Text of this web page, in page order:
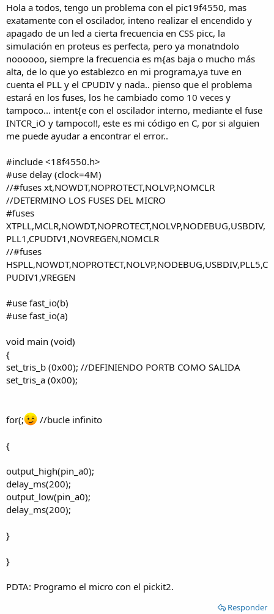
Hola a todos, tengo un problema con el pic19f4550, mas
exatamente con el oscilador, inteno realizar el encendido y
apagado de un led a cierta frecuencia en CSS picc, la
simulación en proteus es perfecta, pero ya monatndolo
noooooo, siempre la frecuencia es m{as baja o mucho más
alta, de lo que yo establezco en mi programa,ya tuve en
cuenta el PLL y el CPUDIV y nada.. pienso que el problema
estará en los fuses, los he cambiado como 10 veces y
tampoco... intent{e con el oscilador interno, mediante el fuse
INTCR_iO y tampoco!!, este es mi código en C, por si alguien
me puede ayudar a encontrar el error..
#include <18f4550.h>
#use delay (clock=4M)
//#fuses xt,NOWDT,NOPROTECT,NOLVP,NOMCLR
//DETERMINO LOS FUSES DEL MICRO
#fuses
XTPLL,MCLR,NOWDT,NOPROTECT,NOLVP,NODEBUG,USBDIV,
PLL1,CPUDIV1,NOVREGEN,NOMCLR
//#fuses
HSPLL,NOWDT,NOPROTECT,NOLVP,NODEBUG,USBDIV,PLL5,C
PUDIV1,VREGEN
#use fast_io(b)
#use fast_io(a)
void main (void)
{
set_tris_b (0x00); //DEFINIENDO PORTB COMO SALIDA
set_tris_a (0x00);
for(; //bucle infinito
{
output_high(pin_a0);
delay_ms(200);
output_low(pin_a0);
delay_ms(200);
}
}
PDTA: Programo el micro con el pickit2.
Responder